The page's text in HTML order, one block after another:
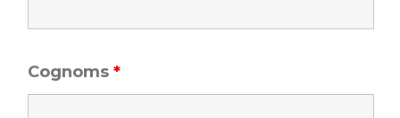
Cognoms *